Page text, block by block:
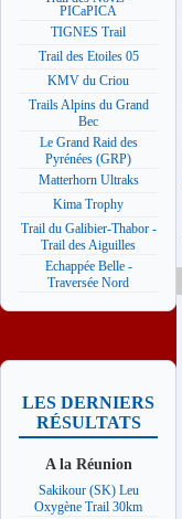
PICaPICA
TIGNES Trail
Trail des Etoiles 05
KMV du Criou
Trails Alpins du Grand
Bec
Le Grand Raid des
Pyrénées (GRP)
Matterhorn Ultraks
Kima Trophy
Trail du Galibier-Thabor -
Trail des Aiguilles
Echappée Belle -
Traversée Nord
LES DERNIERS
RÉSULTATS
A la Réunion
Sakikour (SK) Leu
Oxygène Trail 30km